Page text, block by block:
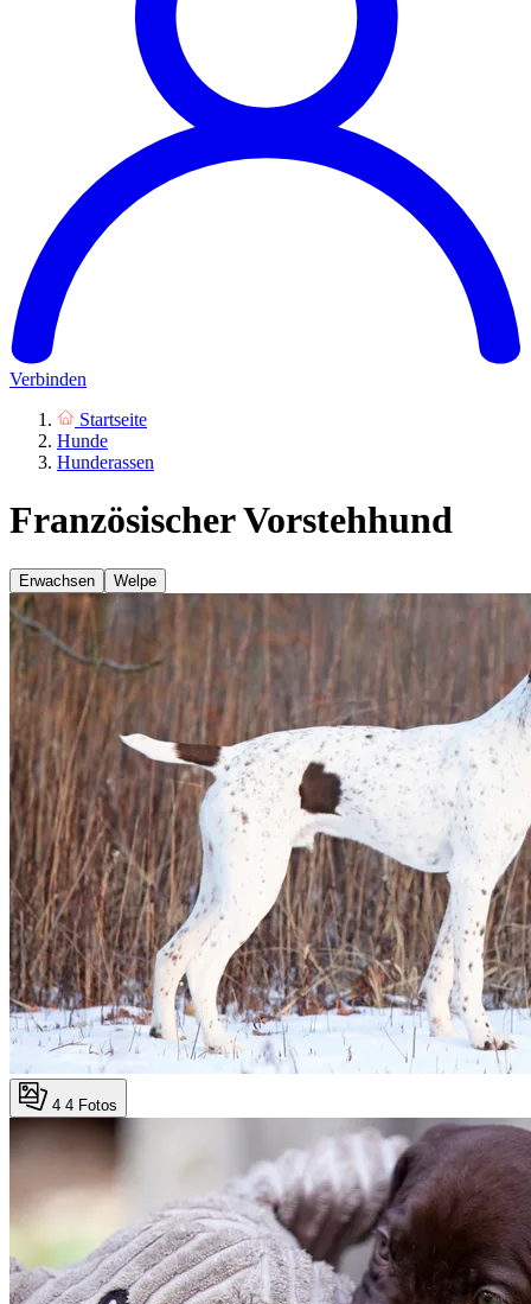
Verbinden
Startseite
Hunde
Hunderassen
Französischer Vorstehhund
Erwachsen Welpe
4 4 Fotos